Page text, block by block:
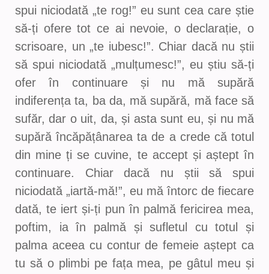
spui niciodată „te rog!” eu sunt cea care știe
să-ți ofere tot ce ai nevoie, o declarație, o
scrisoare, un „te iubesc!”. Chiar dacă nu știi
să spui niciodată „mulțumesc!”, eu știu să-ți
ofer în continuare și nu mă supără
indiferența ta, ba da, mă supără, mă face să
sufăr, dar o uit, da, și asta sunt eu, și nu mă
supără încăpățânarea ta de a crede că totul
din mine ți se cuvine, te accept și aștept în
continuare. Chiar dacă nu știi să spui
niciodată „iartă-mă!”, eu mă întorc de fiecare
dată, te iert și-ți pun în palmă fericirea mea,
poftim, ia în palmă și sufletul cu totul și
palma aceea cu contur de femeie aștept ca
tu să o plimbi pe fața mea, pe gâtul meu și